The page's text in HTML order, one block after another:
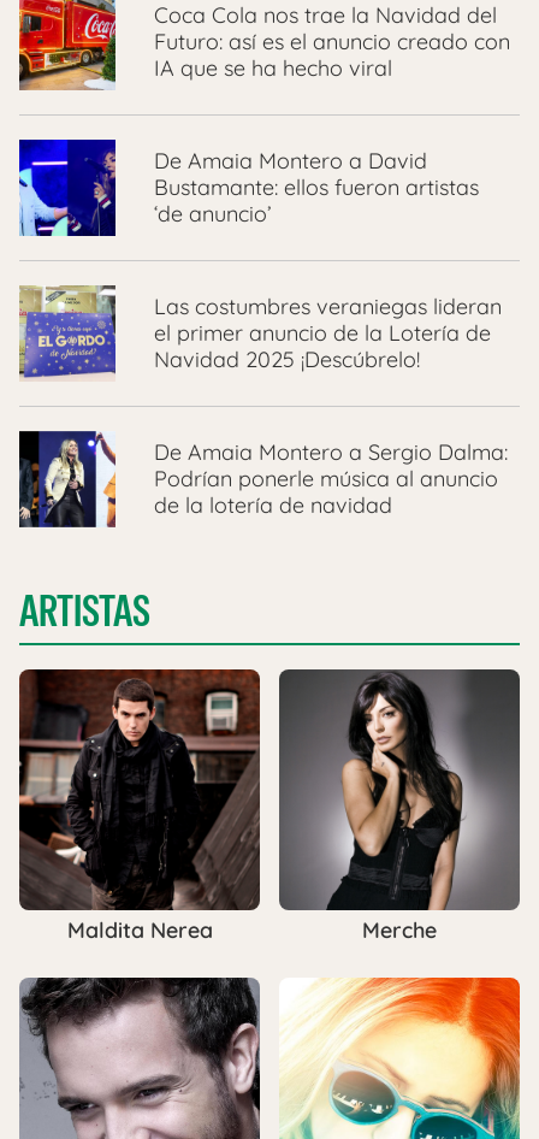
Coca Cola nos trae la Navidad del
Futuro: así es el anuncio creado con
IA que se ha hecho viral
De Amaia Montero a David
Bustamante: ellos fueron artistas
‘de anuncio’
Las costumbres veraniegas lideran
el primer anuncio de la Lotería de
Navidad 2025 ¡Descúbrelo!
De Amaia Montero a Sergio Dalma:
Podrían ponerle música al anuncio
de la lotería de navidad
ARTISTAS
Maldita Nerea Merche